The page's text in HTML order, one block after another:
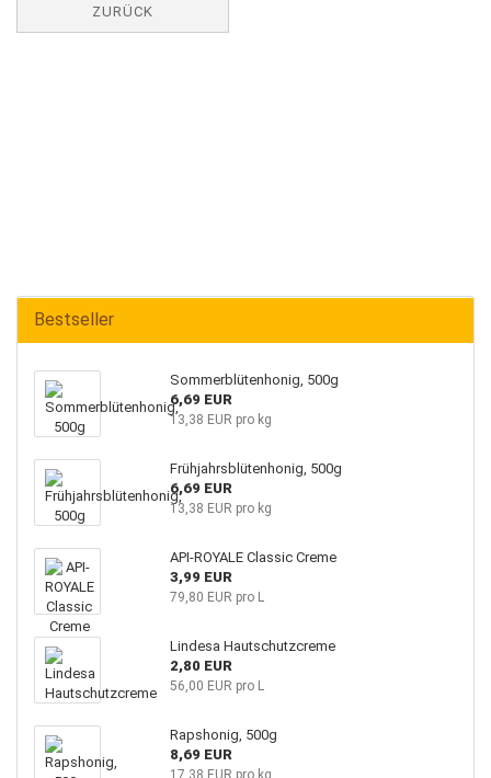
ZURÜCK
Bestseller
Sommerblütenhonig, 500g
6,69 EUR
13,38 EUR pro kg
Frühjahrsblütenhonig, 500g
6,69 EUR
13,38 EUR pro kg
API-ROYALE Classic Creme
3,99 EUR
79,80 EUR pro L
Lindesa Hautschutzcreme
2,80 EUR
56,00 EUR pro L
Rapshonig, 500g
8,69 EUR
17,38 EUR pro kg